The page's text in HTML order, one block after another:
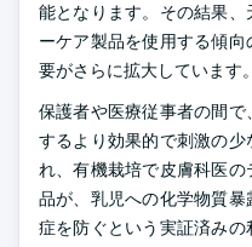
能となります。その結果
ーケア製品を使用する傾
要がさらに拡大しています。
保護者や医療従事者の間
するより効果的で刺激の
れ、有機栽培で皮膚科医
品が、乳児への化学物質
症を防ぐという実証済み